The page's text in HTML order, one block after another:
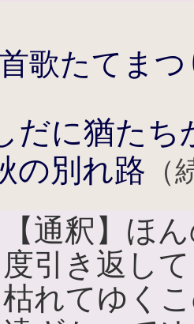
歌たてま
だに猶たち
の別れ路
【通釈】ほ
度引き返し
枯れてゆく